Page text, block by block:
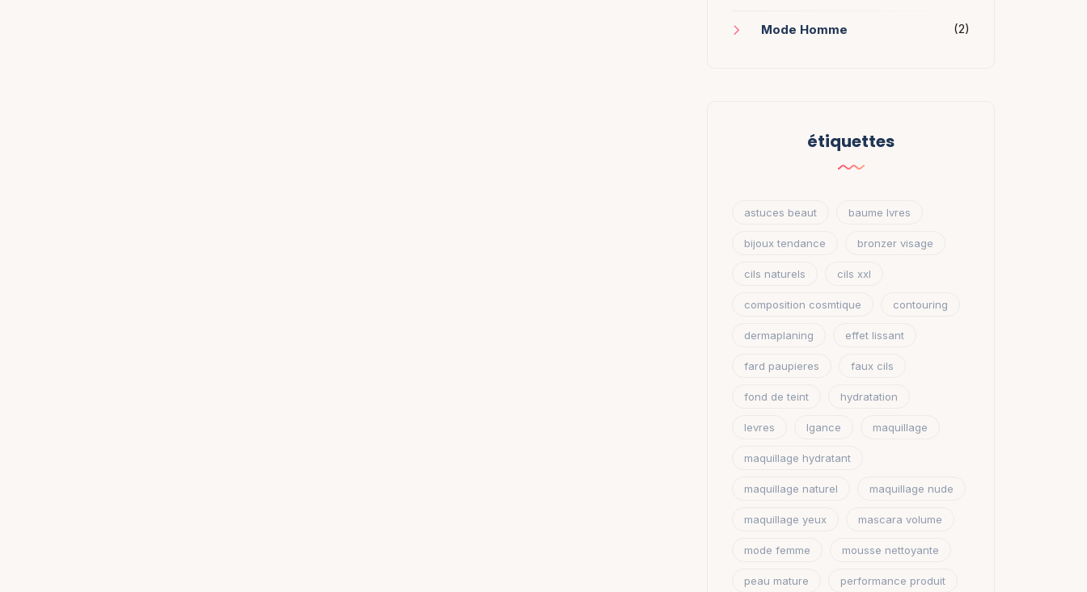
Mode Homme (2)
étiquettes
astuces beaut baume lvres
bijoux tendance bronzer visage
cils naturels cils xxl
composition cosmtique contouring
dermaplaning effet lissant
fard paupieres faux cils
fond de teint hydratation
levres lgance maquillage
maquillage hydratant
maquillage naturel maquillage nude
maquillage yeux mascara volume
mode femme mousse nettoyante
peau mature performance produit